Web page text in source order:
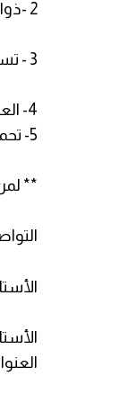
2 -ذوات خبرة في المناهج الجديدة
3 - تستطيع تدريس كافة مراحل الدراسية
4- العمل في فريق
5- تحمل ضغط العمل
**